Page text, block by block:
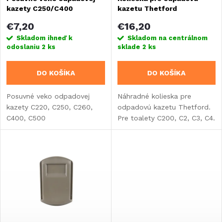
e
p
r
o
d
u
p
r
o
d
u
kazety C250/C400
€7,20
Skladom ihneď k
odoslaniu 2 ks
DO KOŠÍKA
Posuvné veko odpadovej
kazety C220, C250, C260,
C400, C500
kazetu Thetford
€16,20
Skladom na centrálnom
sklade 2 ks
DO KOŠÍKA
Náhradné kolieska pre
odpadovú kazetu Thetford.
Pre toalety C200, C2, C3, C4.